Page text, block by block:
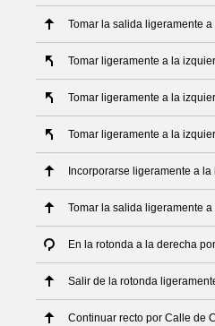
Tomar la salida ligeramente
Tomar ligeramente a la
Tomar ligeramente a la
Tomar ligeramente a la
Incorporarse ligeramente a
Tomar la salida ligeramente
En la rotonda a la derecha
Salir de la rotonda
Continuar recto por Calle de